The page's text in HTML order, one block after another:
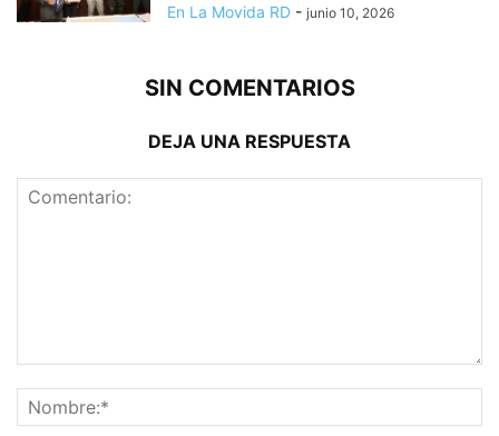
En La Movida RD - junio 10, 2026
SIN COMENTARIOS
DEJA UNA RESPUESTA